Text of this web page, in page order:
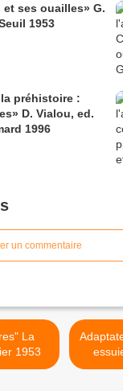
ses ouailles» G.
1953
préhistoire :
D. Vialou, ed.
1996
un commentaire
1953